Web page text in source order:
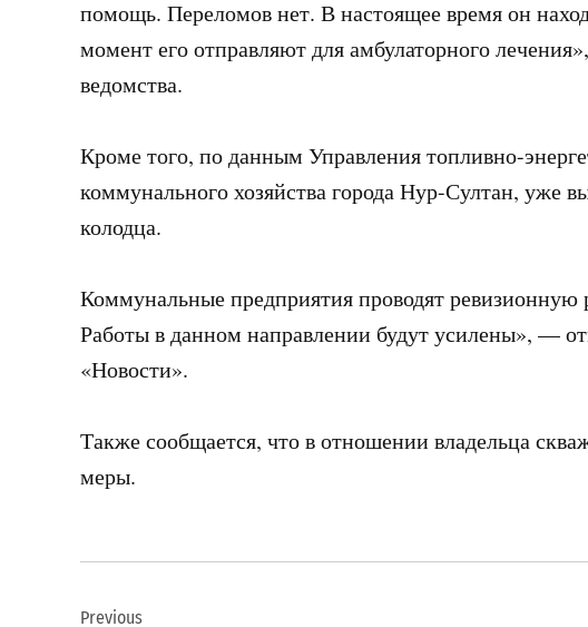
помощь. Переломов нет. В настоящее время он
момент его отправляют для амбулаторного
ведомства.
Кроме того, по данным Управления топливно-
коммунального хозяйства города Нур-Султан, уже
колодца.
Коммунальные предприятия проводят ревизионную
Работы в данном направлении будут усилены», —
«Новости».
Также сообщается, что в отношении владельца
меры.
Previous